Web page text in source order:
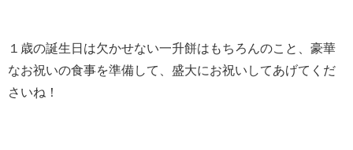
１歳の誕生日は欠かせない一升餅はもちろんのこと、豪華
なお祝いの食事を準備して、盛大にお祝いしてあげてくだ
さいね！